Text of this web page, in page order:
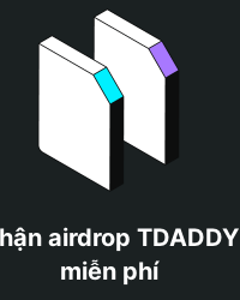
airdrop TDADDY
miễn phí